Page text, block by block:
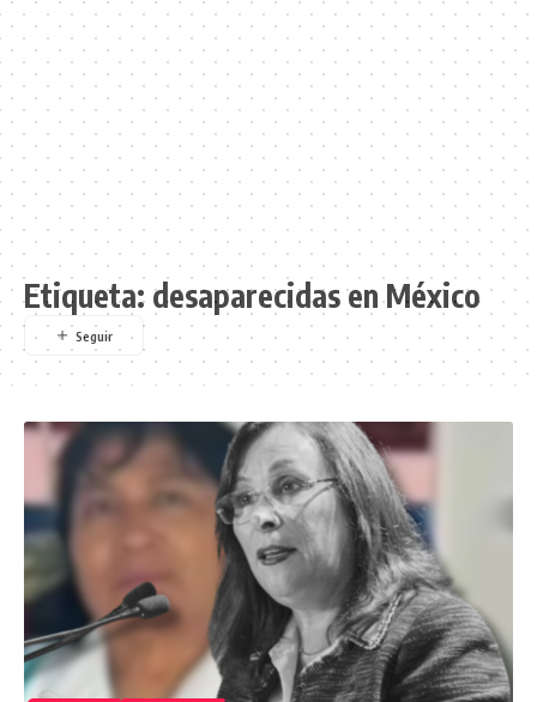
Etiqueta: desaparecidas en México